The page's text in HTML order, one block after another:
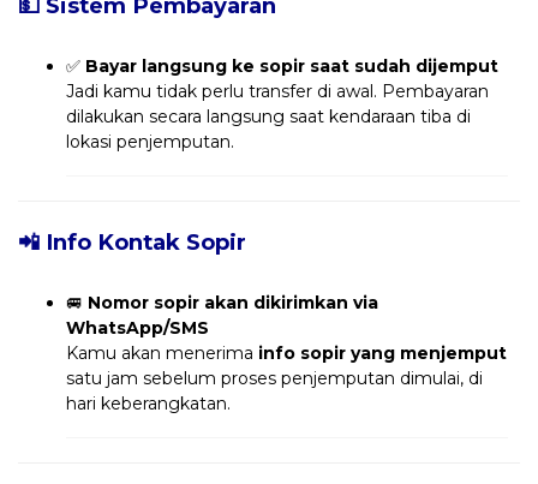
✅ Bayar langsung ke sopir saat sudah dijemput
Jadi kamu tidak perlu transfer di awal. Pembayaran
dilakukan secara langsung saat kendaraan tiba di
lokasi penjemputan.
📲 Info Kontak Sopir
🚐 Nomor sopir akan dikirimkan via
WhatsApp/SMS
Kamu akan menerima info sopir yang menjemput
satu jam sebelum proses penjemputan dimulai, di
hari keberangkatan.